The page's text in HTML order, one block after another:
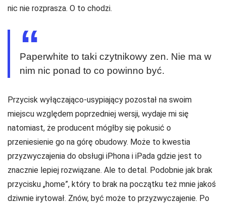
nic nie rozprasza. O to chodzi.
Paperwhite to taki czytnikowy zen. Nie ma w
nim nic ponad to co powinno być.
Przycisk wyłączająco-usypiający pozostał na swoim
miejscu względem poprzedniej wersji, wydaje mi się
natomiast, że producent mógłby się pokusić o
przeniesienie go na górę obudowy. Może to kwestia
przyzwyczajenia do obsługi iPhona i iPada gdzie jest to
znacznie lepiej rozwiązane. Ale to detal. Podobnie jak brak
przycisku „home”, który to brak na początku też mnie jakoś
dziwnie irytował. Znów, być może to przyzwyczajenie. Po